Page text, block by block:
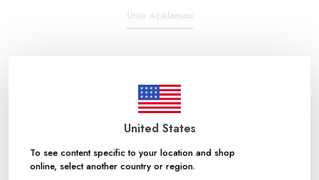
United States
To see content specific to your location and shop
online, select another country or region.
Ürün Açıklaması
traktör, kamyon, dorse ve araçlarınız için reflektör şeritler
3M 983-71 Diamond Grade reflektif şeritler,
Tip onaylı TUV Türk araç muayene vizeye uygundur.
3M reflektif şerit, solvent içermeyen güçlü yapıştırıcısı ile araçlarda
görünürlüğü üst düzeyde arttırır.
Ölçüler: 53,5MM x 50M
Bal Peteği Sarı Renk Bant